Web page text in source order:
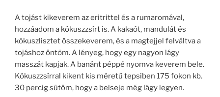
A tojást kikeverem az eritrittel és a rumaromával,
hozzáadom a kókuszzsírt is. A kakaót, mandulát és
kókuszlisztet összekeverem, és a magtejjel felváltva a
tojáshoz öntöm. A lényeg, hogy egy nagyon lágy
masszát kapjak. A banánt péppé nyomva keverem bele.
Kókuszzsírral kikent kis méretű tepsiben 175 fokon kb.
30 percig sütöm, hogy a belseje még lágy legyen.